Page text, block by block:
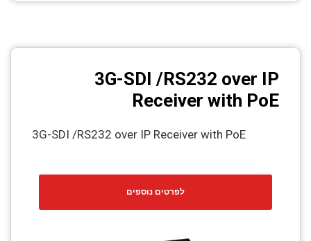
3G-SDI /RS232 over IP
Receiver with PoE
3G-SDI /RS232 over IP Receiver with PoE
לפרטים נוספים